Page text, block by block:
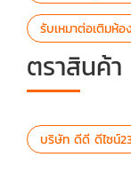
รับเหมาต่อเติมห้อ
ตราสินค้า
บริษัท ดีดี ดีไซน์